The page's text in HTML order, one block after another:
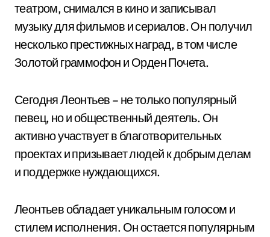
театром, снимался в кино и записывал
музыку для фильмов и сериалов. Он получил
несколько престижных наград, в том числе
Золотой граммофон и Орден Почета.
Сегодня Леонтьев – не только популярный
певец, но и общественный деятель. Он
активно участвует в благотворительных
проектах и призывает людей к добрым делам
и поддержке нуждающихся.
Леонтьев обладает уникальным голосом и
стилем исполнения. Он остается популярным